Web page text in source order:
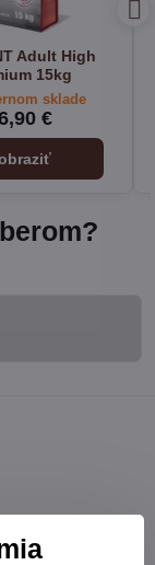
Adult High
15kg
sklade
€